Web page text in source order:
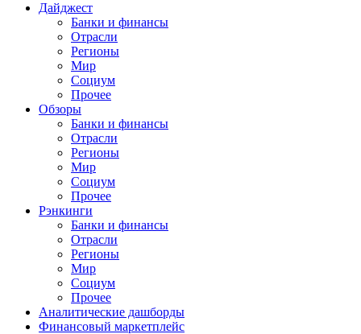
Дайджест
Банки и финансы
Отрасли
Регионы
Мир
Социум
Прочее
Обзоры
Банки и финансы
Отрасли
Регионы
Мир
Социум
Прочее
Рэнкинги
Банки и финансы
Отрасли
Регионы
Мир
Социум
Прочее
Аналитические дашборды
Финансовый маркетплейс